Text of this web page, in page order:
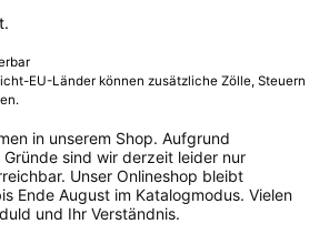
EU-Länder können zusätzliche Zölle, Steuern
in unserem Shop. Aufgrund
sind wir derzeit leider nur
Unser Onlineshop bleibt
Ende August im Katalogmodus. Vielen
und Ihr Verständnis.